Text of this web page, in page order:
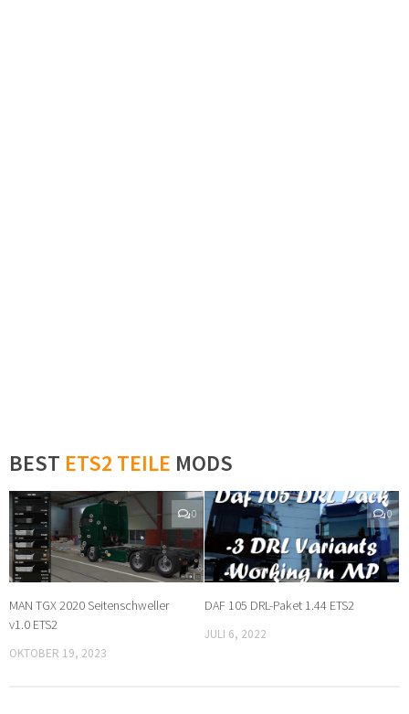
BEST ETS2 TEILE MODS
0
MAN TGX 2020 Seitenschweller
v1.0 ETS2
OKTOBER 19, 2023
0
DAF 105 DRL-Paket 1.44 ETS2
JULI 6, 2022